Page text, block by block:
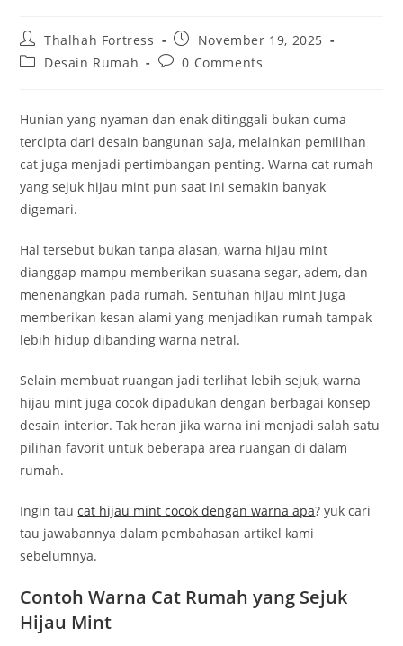
Post
author:
Thalhah Fortress
Post
published:
November 19, 2025
PostDesain Rumah
Post0 Comments
Hunian yang nyaman dan enak ditinggali bukan cuma
tercipta dari desain bangunan saja, melainkan pemilihan
cat juga menjadi pertimbangan penting. Warna cat rumah
yang sejuk hijau mint pun saat ini semakin banyak
digemari.
Hal tersebut bukan tanpa alasan, warna hijau mint
dianggap mampu memberikan suasana segar, adem, dan
menenangkan pada rumah. Sentuhan hijau mint juga
memberikan kesan alami yang menjadikan rumah tampak
lebih hidup dibanding warna netral.
Selain membuat ruangan jadi terlihat lebih sejuk, warna
hijau mint juga cocok dipadukan dengan berbagai konsep
desain interior. Tak heran jika warna ini menjadi salah satu
pilihan favorit untuk beberapa area ruangan di dalam
rumah.
Ingin taucat hijau mint cocok dengan warna apa? yuk cari
tau jawabannya dalam pembahasan artikel kami
sebelumnya.
Contoh Warna Cat Rumah yang Sejuk
Hijau Mint